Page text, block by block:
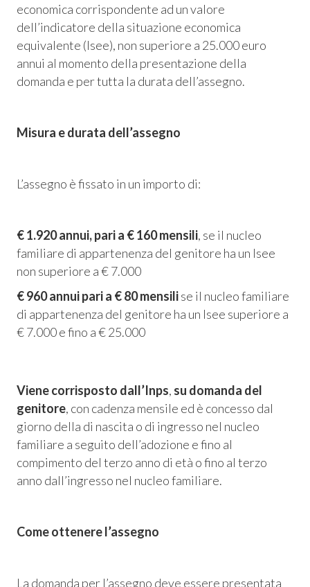
economica corrispondente ad un valore
dell’indicatore della situazione economica
equivalente (Isee), non superiore a 25.000 euro
annui al momento della presentazione della
domanda e per tutta la durata dell’assegno.
Misura e durata dell’assegno
L’assegno è fissato in un importo di:
€ 1.920 annui, pari a € 160 mensili, se il nucleo
familiare di appartenenza del genitore ha un Isee
non superiore a € 7.000
€ 960 annui pari a € 80 mensilise il nucleo familiare
di appartenenza del genitore ha un Isee superiore a
€ 7.000 e fino a € 25.000
Viene corrisposto dall’Inps, su domanda del
genitore, con cadenza mensile ed è concesso dal
giorno della di nascita o di ingresso nel nucleo
familiare a seguito dell’adozione e fino al
compimento del terzo anno di età o fino al terzo
anno dall’ingresso nel nucleo familiare.
Come ottenere l’assegno
La domanda per l’assegno deve essere presentata